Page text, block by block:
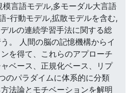
模言語モデル,多モーダル大言語
-行動モデル,拡散モデルを含む,
ルの連続学習手法に関する総
。 人間の脳の記憶機構からイ
を得て、これらのアプローチ
ベース、正規化ベース、リプ
のパラダイムに体系的に分類
法論とモチベーションを解明